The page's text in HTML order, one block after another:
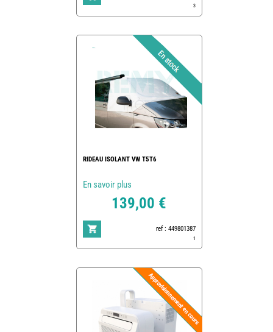
3
RIDEAU ISOLANT VW T5T6
En savoir plus
139,00 €
ref : 449801387
1